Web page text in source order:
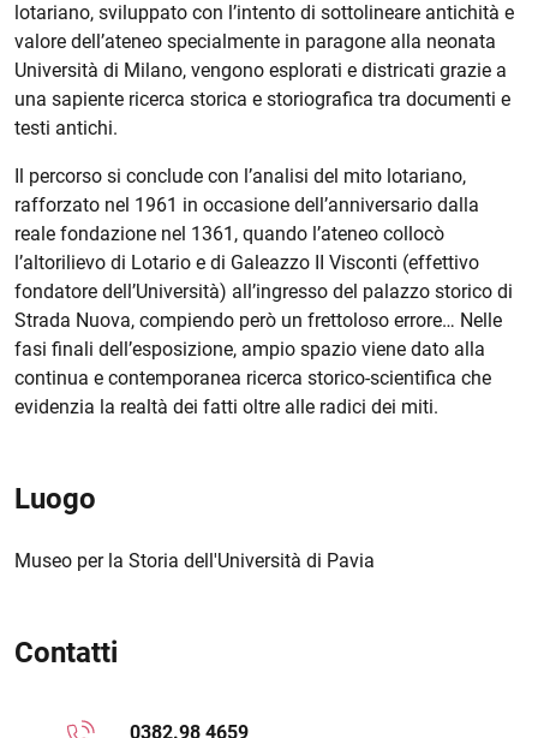
lotariano, sviluppato con l’intento di sottolineare antichità e
valore dell’ateneo specialmente in paragone alla neonata
Università di Milano, vengono esplorati e districati grazie a
una sapiente ricerca storica e storiografica tra documenti e
testi antichi.
Il percorso si conclude con l’analisi del mito lotariano,
rafforzato nel 1961 in occasione dell’anniversario dalla
reale fondazione nel 1361, quando l’ateneo collocò
l’altorilievo di Lotario e di Galeazzo II Visconti (effettivo
fondatore dell’Università) all’ingresso del palazzo storico di
Strada Nuova, compiendo però un frettoloso errore… Nelle
fasi finali dell’esposizione, ampio spazio viene dato alla
continua e contemporanea ricerca storico-scientifica che
evidenzia la realtà dei fatti oltre alle radici dei miti.
Luogo
Museo per la Storia dell'Università di Pavia
Contatti
0382.98 4659